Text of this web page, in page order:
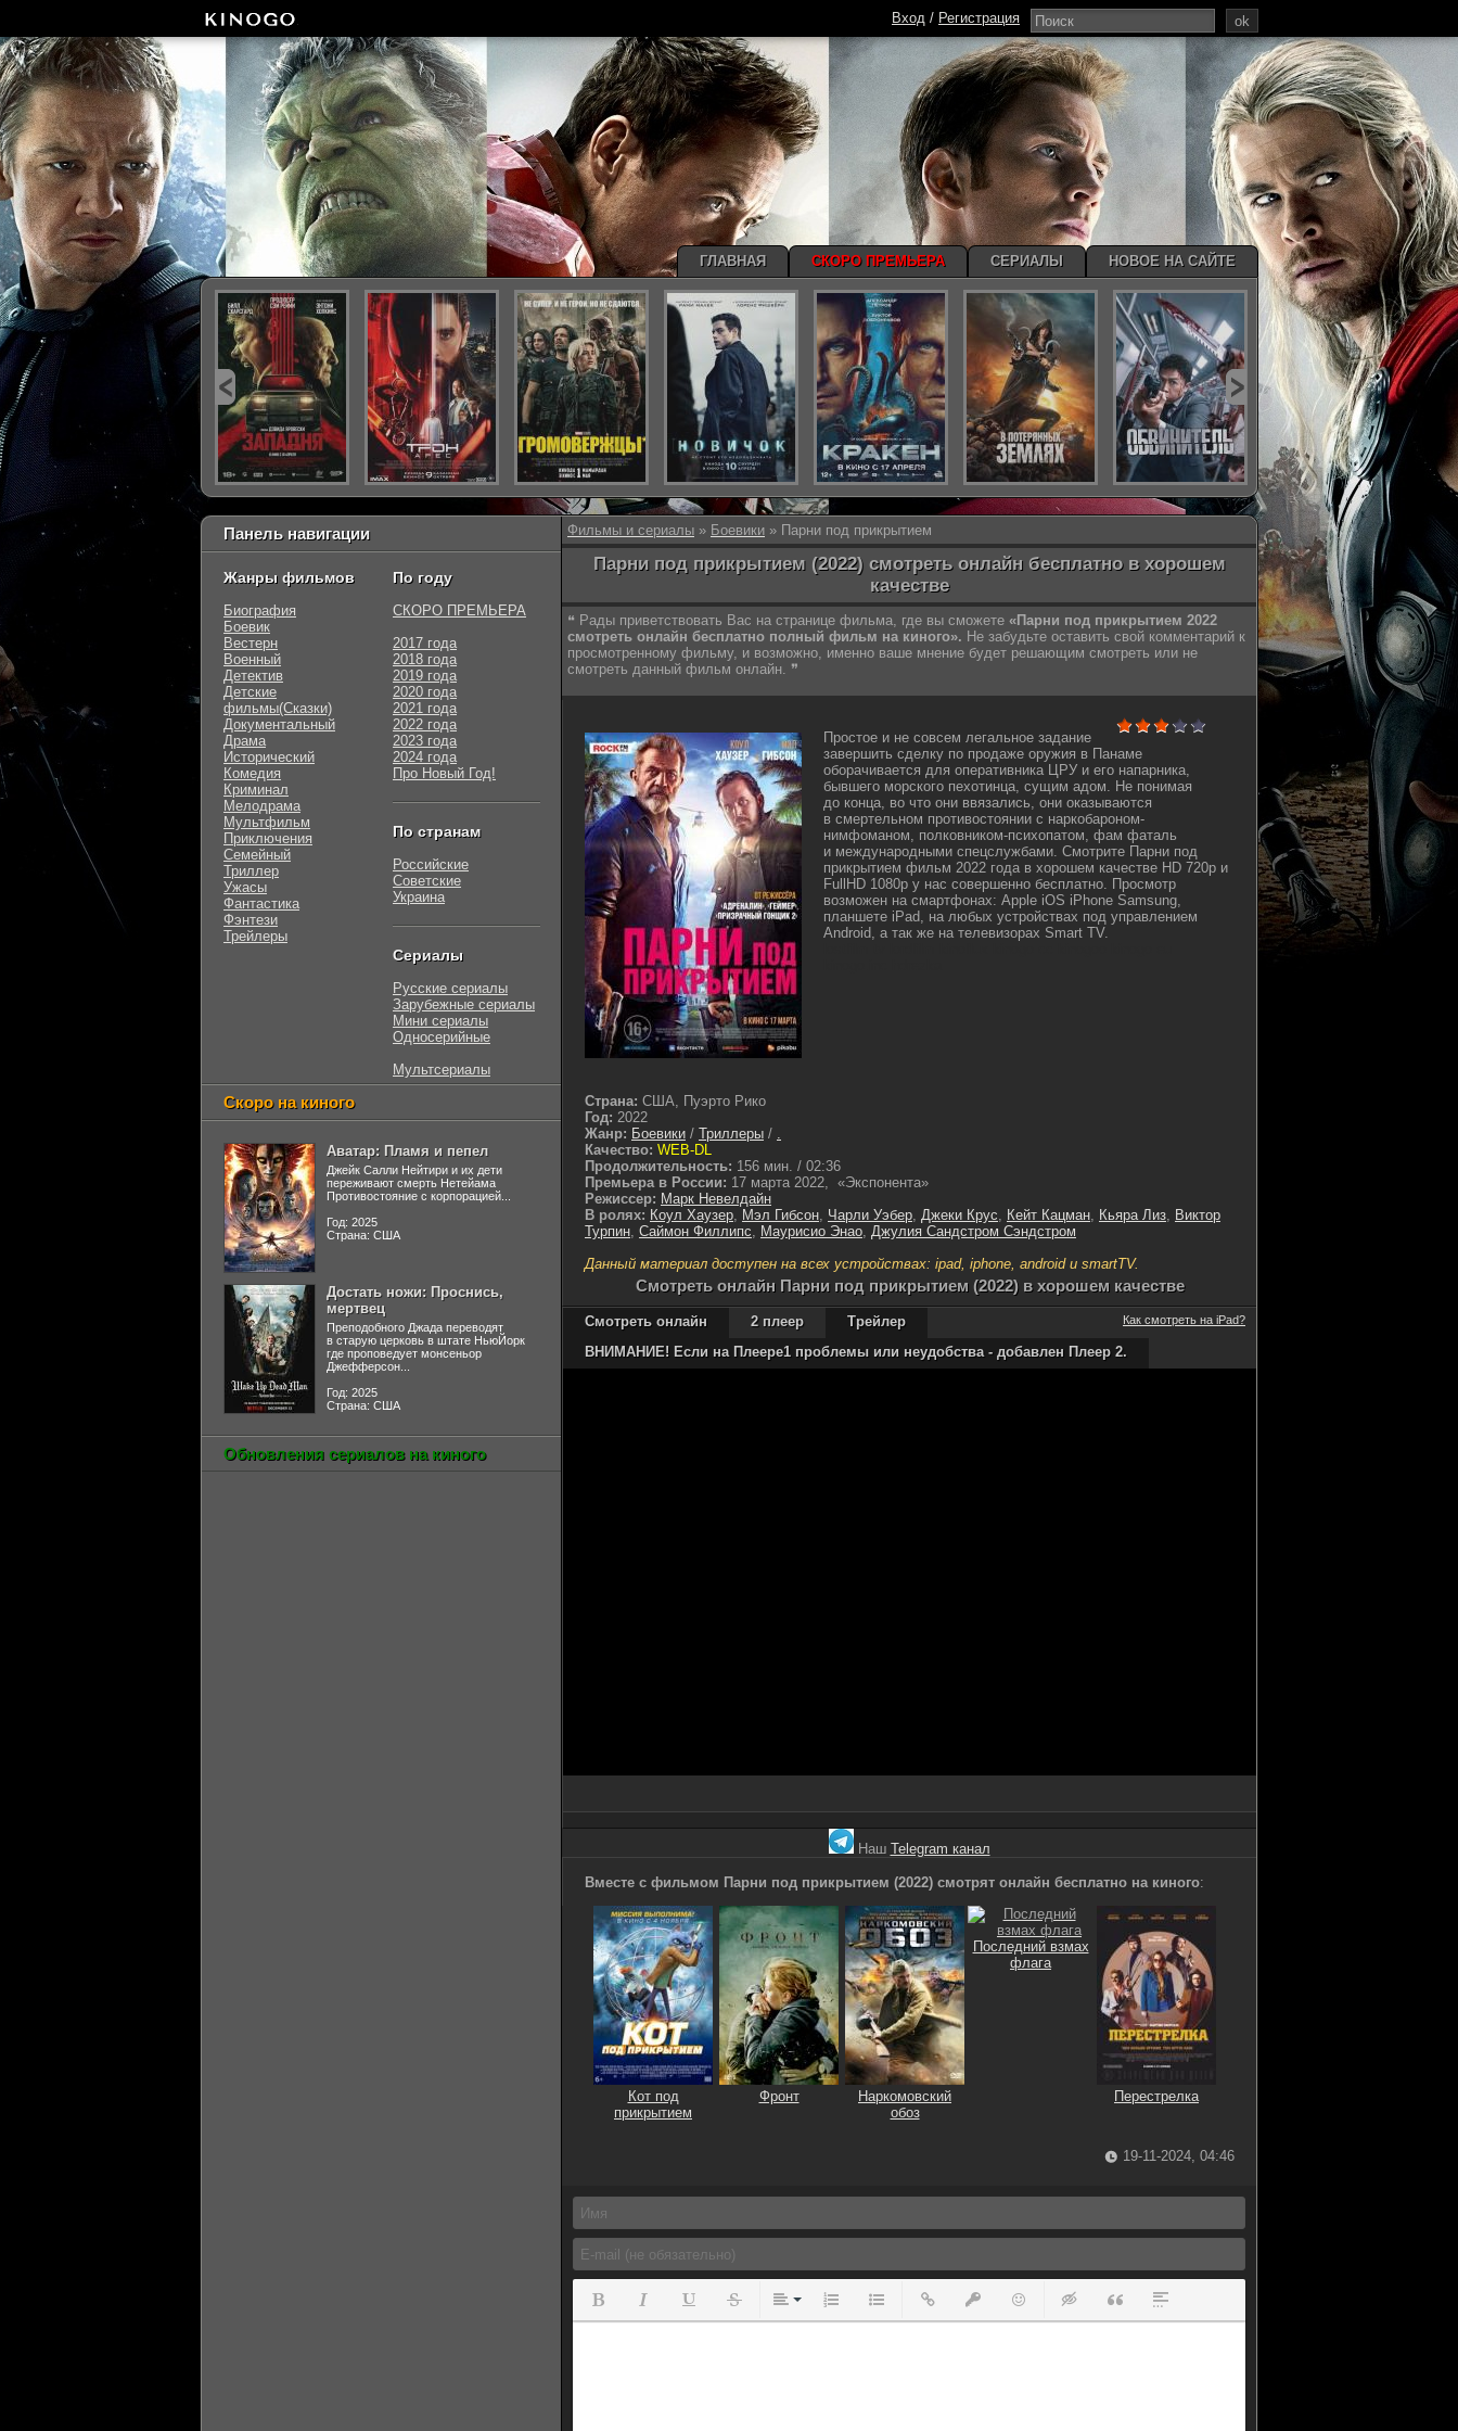
Фильмы и сериалы » Боевики » Парни под прикрытием
Парни под прикрытием (2022) смотреть онлайн бесплатно в хорошем
качестве
❝ Рады приветствовать Вас на странице фильма, где вы сможете «Парни под прикрытием 2022
смотреть онлайн бесплатно полный фильм на киного». Не забудьте оставить свой комментарий к
просмотренному фильму, и возможно, именно ваше мнение будет решающим смотреть или не
смотреть данный фильм онлайн. ❞
Простое и не совсем легальное задание
завершить сделку по продаже оружия в Панаме
оборачивается для оперативника ЦРУ и его напарника,
бывшего морского пехотинца, сущим адом. Не понимая
до конца, во что они ввязались, они оказываются
в смертельном противостоянии с наркобароном-
нимфоманом, полковником-психопатом, фам фаталь
и международными спецслужбами. Смотрите Парни под
прикрытием фильм 2022 года в хорошем качестве HD 720p и
FullHD 1080p у нас совершенно бесплатно. Просмотр
возможен на смартфонах: Apple iOS iPhone Samsung,
планшете iPad, на любых устройствах под управлением
Android, а так же на телевизорах Smart TV.
Страна: США, Пуэрто Рико
Год: 2022
Жанр: Боевики / Триллеры / .
Качество: WEB-DL
Продолжительность: 156 мин. / 02:36
Премьера в России: 17 марта 2022, «Экспонента»
Режиссер: Марк Невелдайн
В ролях: Коул Хаузер, Мэл Гибсон, Чарли Уэбер, Джеки Крус, Кейт Кацман, Кьяра Лиз, Виктор
Турпин, Саймон Филлипс, Маурисио Энао, Джулия Сандстром Сэндстром
Данный материал доступен на всех устройствах: ipad, iphone, android и smartTV.
Cмотреть онлайн Парни под прикрытием (2022) в хорошем качестве
Как смотреть на iPad?
Смотреть онлайн 2 плеер
Трейлер
ВНИМАНИЕ! Если на Плеере1 проблемы или неудобства - добавлен Плеер 2.
Наш Telegram канал
Вместе с фильмом Парни под прикрытием (2022) смотрят онлайн бесплатно на киного:
Кот под
прикрытием
Фронт
Наркомовский
обоз
Последний взмах
флага
Перестрелка
19-11-2024, 04:46
Полужирный
КурсивПодчеркнутый
ЗачеркнутыйВыравнивание
Нумерованный список
Маркированный список
Вставить ссылку
Вставить защищенную ссылку
Вставить смайлик
Вставка скрытого текста
Вставка цитаты
Вставка спойлера
Панель навигации
Жанры фильмов
Биография
Боевик
Вестерн
Военный
Детектив
Детские
фильмы(Сказки)
Документальный
Драма
Исторический
Комедия
Криминал
Мелодрама
Мультфильм
Приключения
Семейный
Триллер
Ужасы
Фантастика
Фэнтези
Трейлеры
По году
СКОРО ПРЕМЬЕРА
2017 года
2018 года
2019 года
2020 года
2021 года
2022 года
2023 года
2024 года
Про Новый Год!
По странам
Российские
Советские
Украина
Сериалы
Русские сериалы
Зарубежные сериалы
Мини сериалы
Односерийные
Мультсериалы
Скоро на киного
Аватар: Пламя и пепел
Джейк Салли Нейтири и их дети
переживают смерть Нетейама
Противостояние с корпорацией...
Год: 2025
Страна: США
Достать ножи: Проснись,
мертвец
Преподобного Джада переводят
в старую церковь в штате НьюЙорк
где проповедует монсеньор
Джефферсон...
Год: 2025
Страна: США
Обновления сериалов на киного
ok
Вход / Регистрация
ГЛАВНАЯ СКОРО ПРЕМЬЕРА СЕРИАЛЫ НОВОЕ НА САЙТЕ